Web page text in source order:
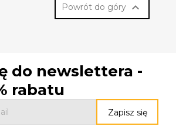
Powrót do góry 
do newslettera -
rabatu